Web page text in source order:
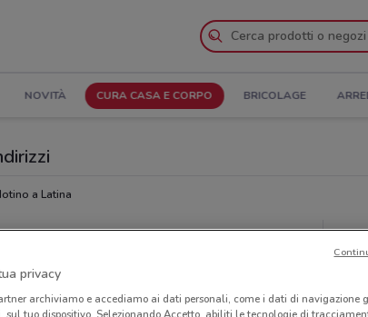
NOVITÀ CURA CASA E CORPO BRICOLAGE
a Latina
privacy
archiviamo e accediamo ai dati personali, come i dati di navigazione